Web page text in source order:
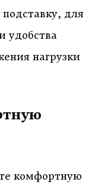
для
удобства
нагрузки
комфортную